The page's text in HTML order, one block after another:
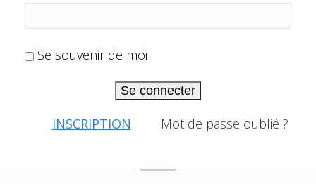
Se souvenir de moi
Se connecter
INSCRIPTION Mot de passe oublié ?